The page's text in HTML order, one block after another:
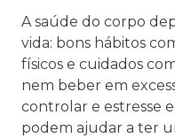
A saúde do corpo
vida: bons hábitos
físicos e cuidados
nem beber em
controlar e estresse
podem ajudar a ter